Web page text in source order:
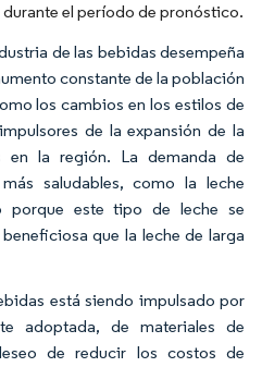
el período de pronóstico.
de las bebidas desempeña
constante de la población
los cambios en los estilos de
de la expansión de la
en la región. La demanda de
saludables, como la leche
porque este tipo de leche se
que la leche de larga
está siendo impulsado por
adoptada, de materiales de
de reducir los costos de